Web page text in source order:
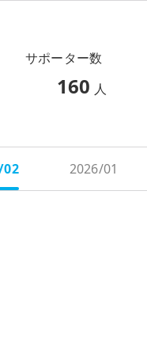
サポーター数
160 人
02 2026/01